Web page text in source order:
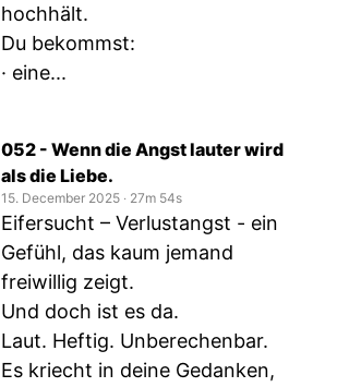
hochhält.
Du bekommst:
· eine...
052 - Wenn die Angst lauter wird
als die Liebe.
15. December 2025 ‧ 27m 54s
Eifersucht – Verlustangst - ein
Gefühl, das kaum jemand
freiwillig zeigt.
Und doch ist es da.
Laut. Heftig. Unberechenbar.
Es kriecht in deine Gedanken,